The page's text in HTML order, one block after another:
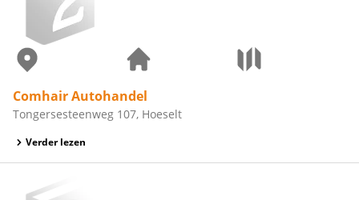
Comhair Autohandel
Tongersesteenweg 107, Hoeselt
Verder lezen